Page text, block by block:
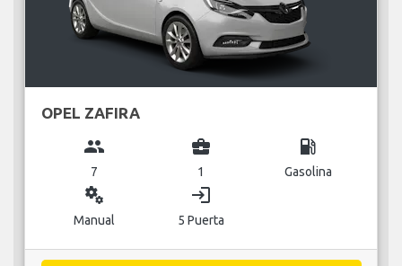
OPEL ZAFIRA
group
7
business_center
1
local_gas_station
Gasolina
miscellaneous_services
Manual
login
5 Puerta